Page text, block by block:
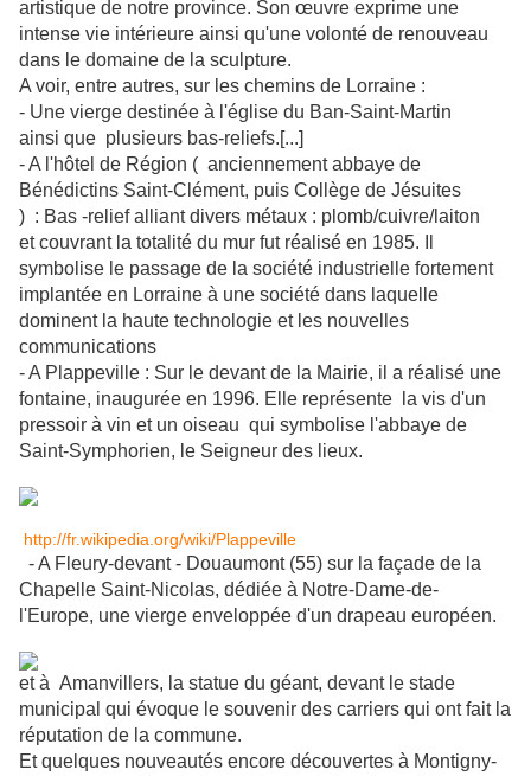
artistique de notre province. Son œuvre exprime une
intense vie intérieure ainsi qu'une volonté de renouveau
dans le domaine de la sculpture.
A voir, entre autres, sur les chemins de Lorraine :
- Une vierge destinée à l'église du Ban-Saint-Martin
ainsi que plusieurs bas-reliefs.[...]
- A l'hôtel de Région ( anciennement abbaye de
Bénédictins Saint-Clément, puis Collège de Jésuites
) : Bas -relief alliant divers métaux : plomb/cuivre/laiton
etcouvrant la totalité du mur fut réalisé en 1985. Il
symbolise le passage de la société industrielle fortement
implantée en Lorraine à une société dans laquelle
dominent la haute technologie et les nouvelles
communications
- A Plappeville : Sur le devant de la Mairie, il a réalisé une
fontaine, inaugurée en 1996. Elle représente la vis d'un
pressoir à vin et un oiseau qui symbolise l'abbaye de
Saint-Symphorien, le Seigneur des lieux.
http://fr.wikipedia.org/wiki/Plappeville
- A Fleury-devant - Douaumont (55) sur la façade de la
Chapelle Saint-Nicolas, dédiée à Notre-Dame-de-
l'Europe, une vierge enveloppée d'un drapeau européen.
et à Amanvillers, la statue du géant, devant le stade
municipal qui évoque le souvenir des carriers qui ont fait la
réputation de la commune.
Et quelques nouveautés encore découvertes à Montigny-